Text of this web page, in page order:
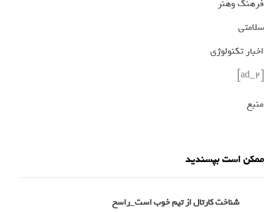
فرهنگ وهنر
سلامتی
اخبار تکنولوژی
[ad_2]
منبع
ممکن است بپسندید
شناخت کارتال از تیم خوب است_راسخ